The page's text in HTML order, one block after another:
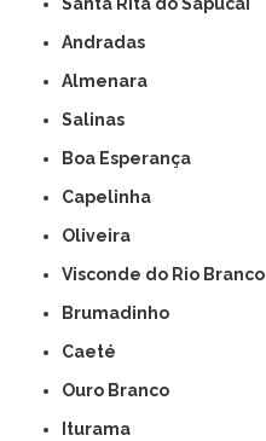
Santa Rita do Sapucaí
Andradas
Almenara
Salinas
Boa Esperança
Capelinha
Oliveira
Visconde do Rio Branco
Brumadinho
Caeté
Ouro Branco
Iturama